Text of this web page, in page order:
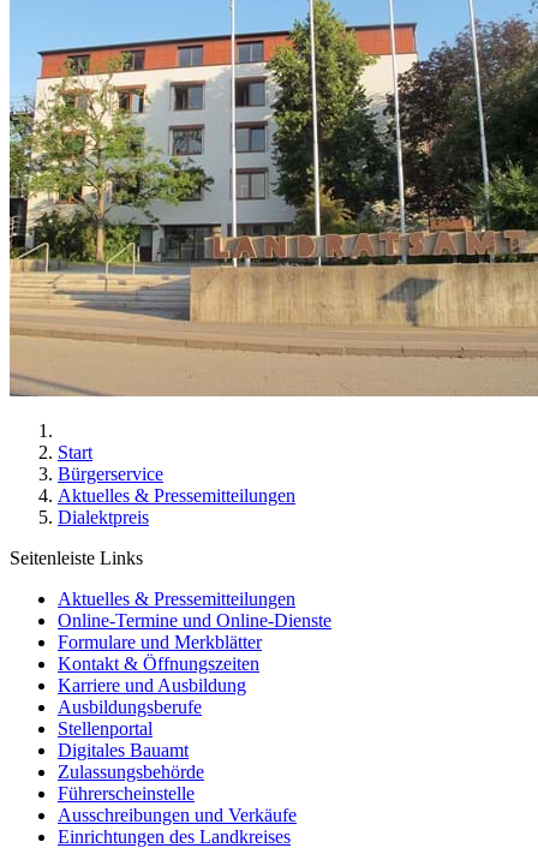
Start
Bürgerservice
Aktuelles & Pressemitteilungen
Dialektpreis
Seitenleiste Links
Aktuelles & Pressemitteilungen
Online-Termine und Online-Dienste
Formulare und Merkblätter
Kontakt & Öffnungszeiten
Karriere und Ausbildung
Ausbildungsberufe
Stellenportal
Digitales Bauamt
Zulassungsbehörde
Führerscheinstelle
Ausschreibungen und Verkäufe
Einrichtungen des Landkreises